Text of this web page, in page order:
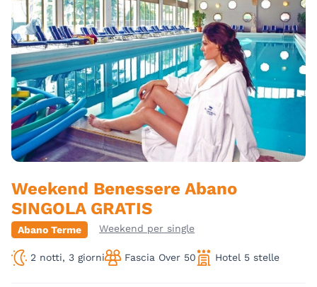
Weekend Benessere Abano
SINGOLA GRATIS
Abano Terme Weekend per single
2 notti, 3 giorni Fascia Over 50 Hotel 5 stelle